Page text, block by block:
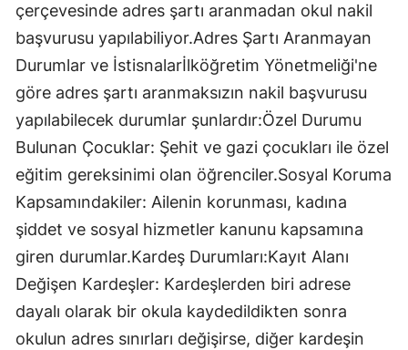
çerçevesinde adres şartı aranmadan okul nakil
başvurusu yapılabiliyor.​Adres Şartı Aranmayan
Durumlar ve İstisnalar​İlköğretim Yönetmeliği'ne
göre adres şartı aranmaksızın nakil başvurusu
yapılabilecek durumlar şunlardır:​Özel Durumu
Bulunan Çocuklar: Şehit ve gazi çocukları ile özel
eğitim gereksinimi olan öğrenciler.​Sosyal Koruma
Kapsamındakiler: Ailenin korunması, kadına
şiddet ve sosyal hizmetler kanunu kapsamına
giren durumlar.​Kardeş Durumları:​Kayıt Alanı
Değişen Kardeşler: Kardeşlerden biri adrese
dayalı olarak bir okula kaydedildikten sonra
okulun adres sınırları değişirse, diğer kardeşin